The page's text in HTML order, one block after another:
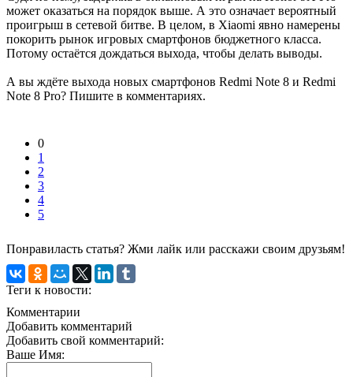
может оказаться на порядок выше. А это означает вероятный
проигрыш в сетевой битве. В целом, в Xiaomi явно намерены
покорить рынок игровых смартфонов бюджетного класса.
Потому остаётся дождаться выхода, чтобы делать выводы.
А вы ждёте выхода новых смартфонов Redmi Note 8 и Redmi
Note 8 Pro? Пишите в комментариях.
0
1
2
3
4
5
Понравиласть статья? Жми лайк или расскажи своим друзьям!
Теги к новости:
Комментарии
Добавить комментарий
Добавить свой комментарий:
Ваше Имя: